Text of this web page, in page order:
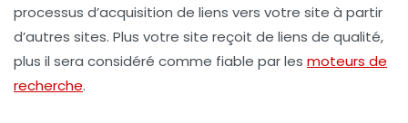
processus d’acquisition de liens vers votre site à partir
d’autres sites. Plus votre site reçoit de liens de qualité,
plus il sera considéré comme fiable par les moteurs de
recherche.